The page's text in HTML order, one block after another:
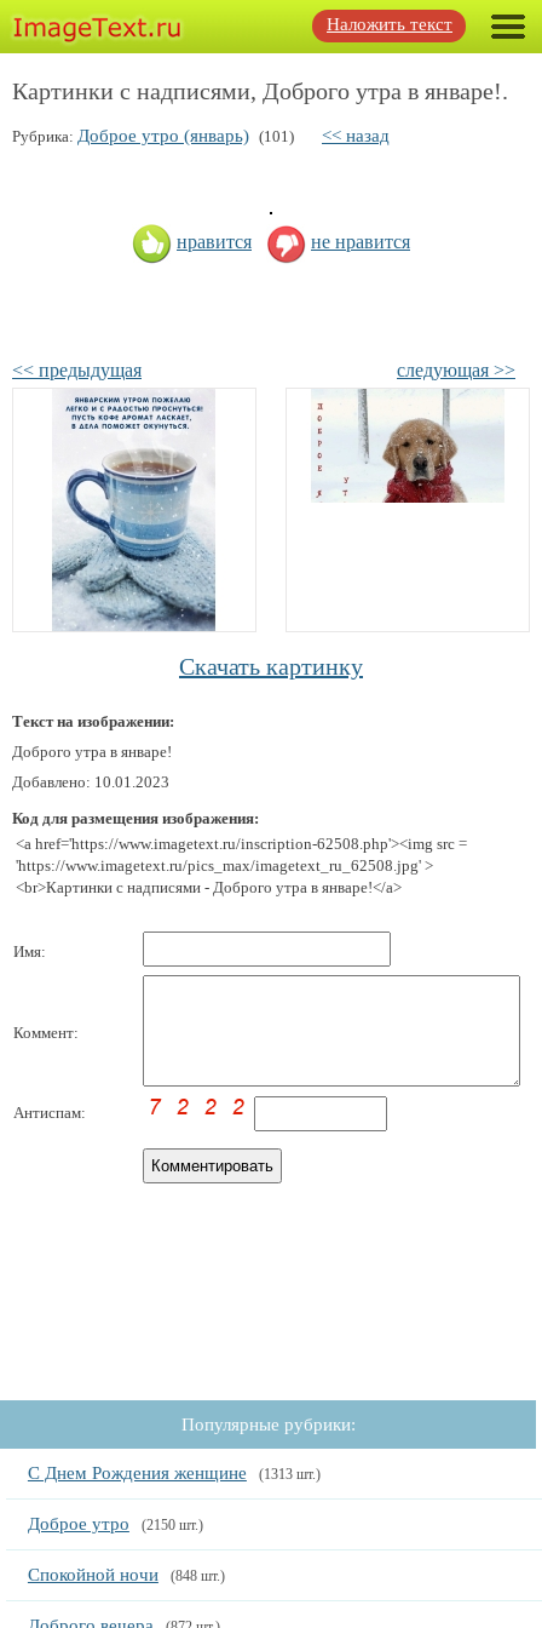
Наложить текст
Картинки с надписями, Доброго утра в январе!.
Рубрика: Доброе утро (январь) (101) << назад
нравится не нравится
<< предыдущая следующая >>
Скачать картинку
Текст на изображении:
Доброго утра в январе!
Добавлено: 10.01.2023
Код для размещения изображения:
<a href='https://www.imagetext.ru/inscription-62508.php'><img src =
'https://www.imagetext.ru/pics_max/imagetext_ru_62508.jpg' >
<br>Картинки с надписями - Доброго утра в январе!</a>
Имя:
Коммент:
Антиспам:
Популярные рубрики:
С Днем Рождения женщине (1313 шт.)
Доброе утро (2150 шт.)
Спокойной ночи (848 шт.)